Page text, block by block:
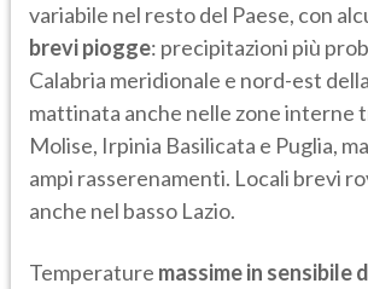
variabile nel resto del Paese, con
brevi piogge: precipitazioni più
Calabria meridionale e nord-est
mattinata anche nelle zone interne
Molise, Irpinia Basilicata e Puglia,
ampi rasserenamenti. Locali brevi
anche nel basso Lazio.
Temperature massime in sensibile